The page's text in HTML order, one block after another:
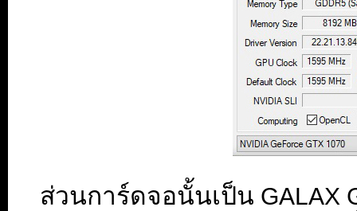
ส่วนการ์ดจอนั้นเป็น GALAX